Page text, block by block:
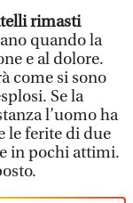
rimasti
quando la
e al dolore.
come si sono
Se la
l’uomo ha
le ferite di due
in pochi attimi.